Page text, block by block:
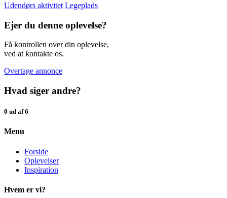
Udendørs aktivitet Legeplads
Ejer du denne oplevelse?
Få kontrollen over din oplevelse,
ved at kontakte os.
Overtage annonce
Hvad siger andre?
0 ud af 6
Menu
Forside
Oplevelser
Inspiration
Hvem er vi?